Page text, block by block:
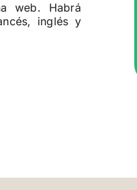
web. Habrá
inglés y